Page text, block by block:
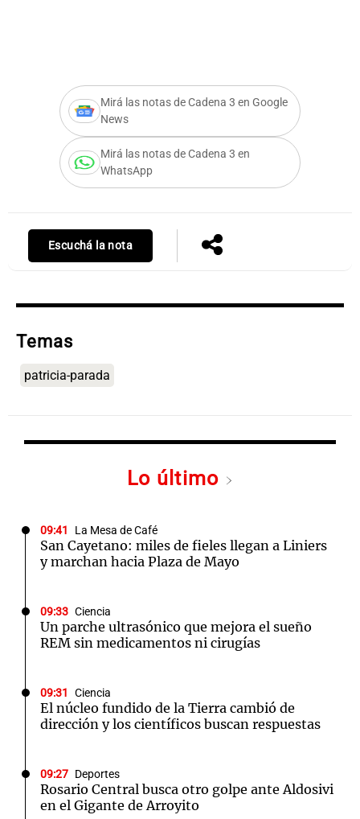
Mirá las notas de Cadena 3 en Google
News
Mirá las notas de Cadena 3 en
WhatsApp
Escuchá la nota
Temas
patricia-parada
Lo último
09:41 La Mesa de Café
San Cayetano: miles de fieles llegan a Liniers
y marchan hacia Plaza de Mayo
09:33 Ciencia
Un parche ultrasónico que mejora el sueño
REM sin medicamentos ni cirugías
09:31 Ciencia
El núcleo fundido de la Tierra cambió de
dirección y los científicos buscan respuestas
09:27 Deportes
Rosario Central busca otro golpe ante Aldosivi
en el Gigante de Arroyito
Mundial 2026
Cadena 3